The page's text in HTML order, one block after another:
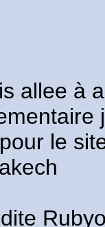
allee à
le